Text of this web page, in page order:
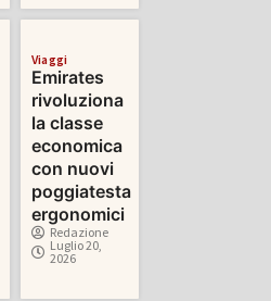
Viaggi
Emirates
rivoluziona
la classe
economica
con nuovi
poggiatesta
ergonomici
Redazione
Luglio 20,
2026